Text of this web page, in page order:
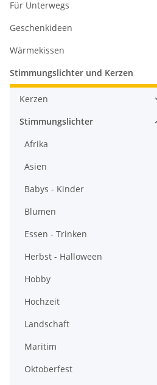
Für Unterwegs
Geschenkideen
Wärmekissen
Stimmungslichter und Kerzen
Kerzen
Stimmungslichter
Afrika
Asien
Babys - Kinder
Blumen
Essen - Trinken
Herbst - Halloween
Hobby
Hochzeit
Landschaft
Maritim
Oktoberfest